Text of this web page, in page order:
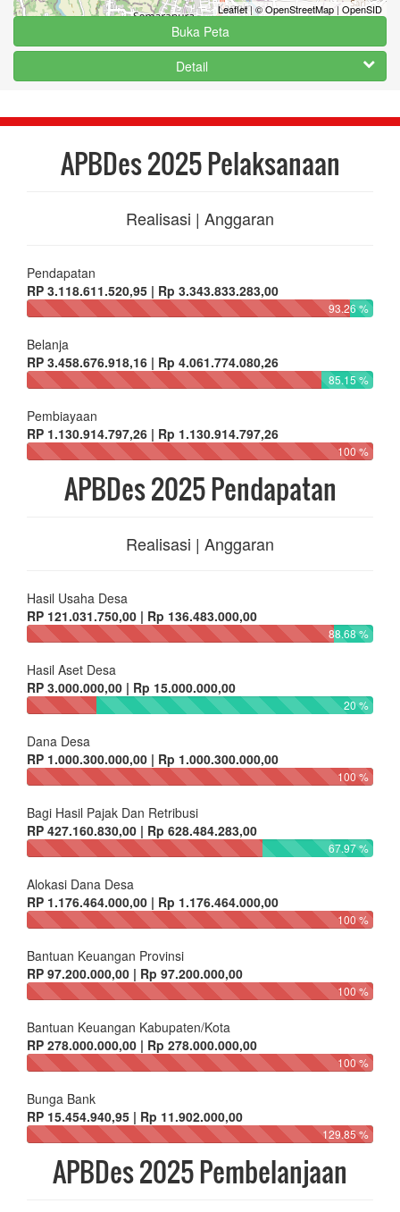
Leaflet|© OpenStreetMap|OpenSID
Buka Peta
Detail
APBDes 2025 Pelaksanaan
Realisasi | Anggaran
Pendapatan
RP 3.118.611.520,95 | Rp 3.343.833.283,00
93.26 %
Belanja
RP 3.458.676.918,16 | Rp 4.061.774.080,26
85.15 %
Pembiayaan
RP 1.130.914.797,26 | Rp 1.130.914.797,26
100 %
APBDes 2025 Pendapatan
Realisasi | Anggaran
Hasil Usaha Desa
RP 121.031.750,00 | Rp 136.483.000,00
88.68 %
Hasil Aset Desa
RP 3.000.000,00 | Rp 15.000.000,00
20 %
Dana Desa
RP 1.000.300.000,00 | Rp 1.000.300.000,00
100 %
Bagi Hasil Pajak Dan Retribusi
RP 427.160.830,00 | Rp 628.484.283,00
67.97 %
Alokasi Dana Desa
RP 1.176.464.000,00 | Rp 1.176.464.000,00
100 %
Bantuan Keuangan Provinsi
RP 97.200.000,00 | Rp 97.200.000,00
100 %
Bantuan Keuangan Kabupaten/Kota
RP 278.000.000,00 | Rp 278.000.000,00
100 %
Bunga Bank
RP 15.454.940,95 | Rp 11.902.000,00
129.85 %
APBDes 2025 Pembelanjaan